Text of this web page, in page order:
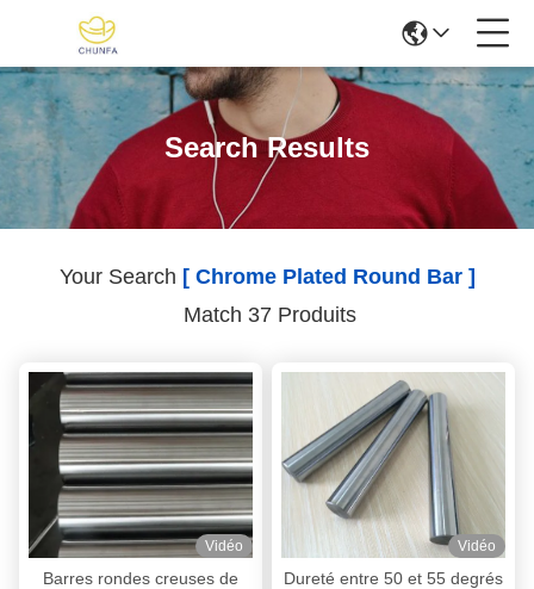
Search Results
Your Search [ Chrome Plated Round Bar ]
Match 37 Produits
Vidéo
Barres rondes creuses de
Vidéo
Dureté entre 50 et 55 degrés